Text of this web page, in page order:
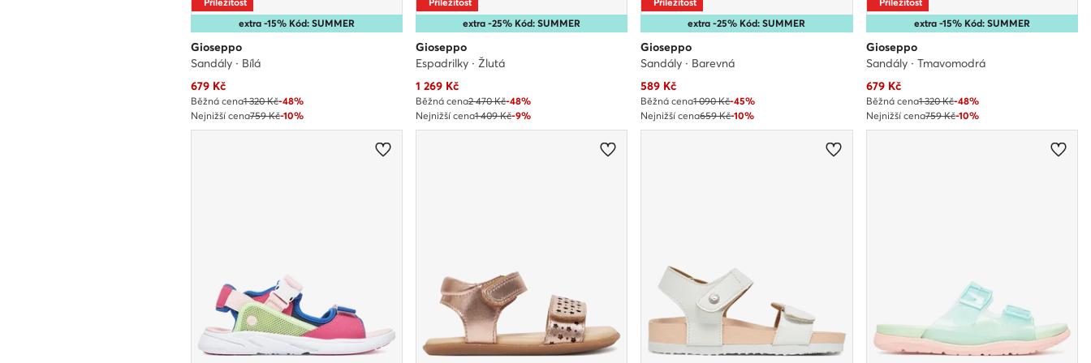
extra -15% Kód: SUMMER
Gioseppo
Sandály · Bílá
Aktuální cena
679Kč
Běžná cena1 320 Kč-48%
Nejnižší cena759 Kč-10%
extra -25% Kód: SUMMER
Gioseppo
Espadrilky · Žlutá
Aktuální cena
1 269Kč
Běžná cena2 470 Kč-48%
Nejnižší cena1 409 Kč-9%
extra -25% Kód: SUMMER
Gioseppo
Sandály · Barevná
Aktuální cena
589 Kč
Běžná cena1 090 Kč-45%
Nejnižší cena659 Kč-10%
extra -15% Kód: SUMMER
Gioseppo
Sandály · Tmavomodrá
Aktuální cena
679Kč
Běžná cena1 320 Kč-48%
Nejnižší cena759 Kč-10%